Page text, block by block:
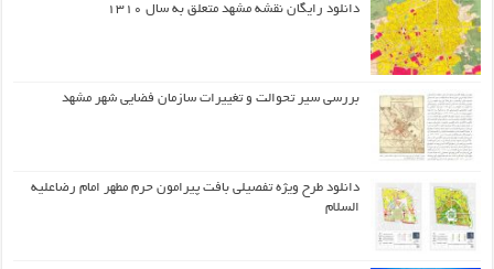
دانلود رایگان نقشه مشهد متعلق به سال ۱۳۱۰
بررسی سیر تحوالت و تغییرات سازمان فضایی شهر مشهد
دانلود طرح ويژه تفصيلي بافت پيرامون حرم مطهر امام رضاعليه
السلام